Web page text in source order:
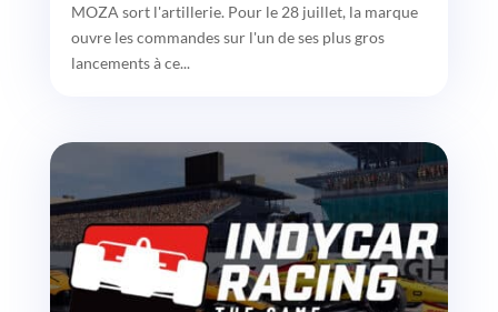
MOZA sort l'artillerie. Pour le 28 juillet, la marque
ouvre les commandes sur l'un de ses plus gros
lancements à ce...